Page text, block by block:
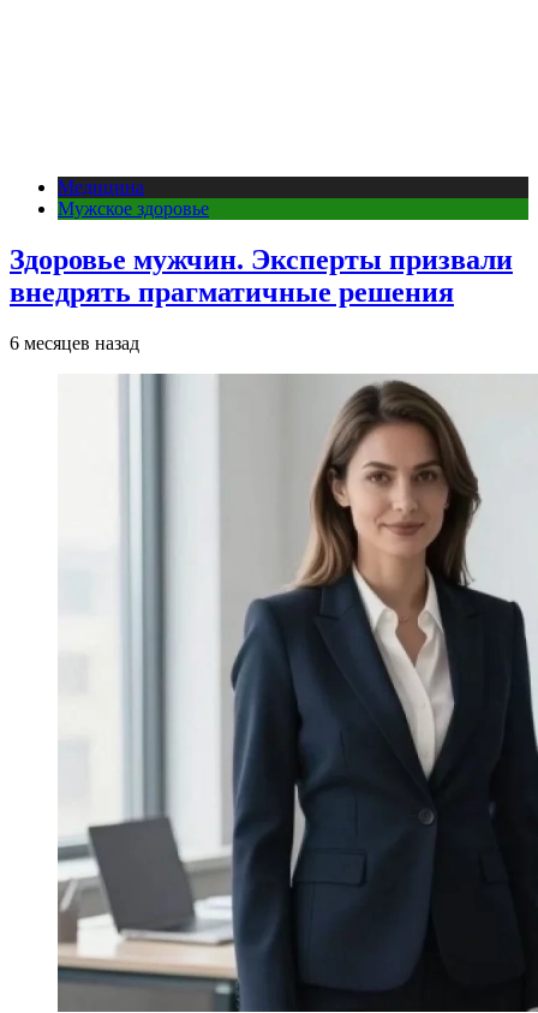
Медицина
Мужское здоровье
Здоровье мужчин. Эксперты призвали
внедрять прагматичные решения
6 месяцев назад